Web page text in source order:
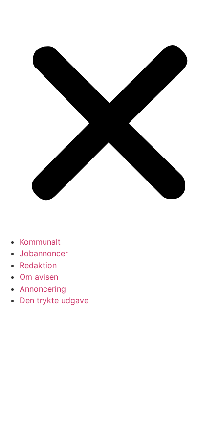
Kommunalt
Jobannoncer
Redaktion
Om avisen
Annoncering
Den trykte udgave